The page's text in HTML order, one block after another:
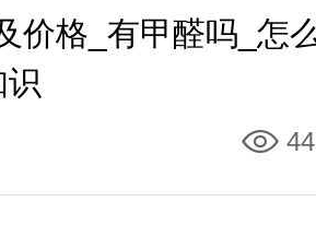
价格_有甲醛吗_怎